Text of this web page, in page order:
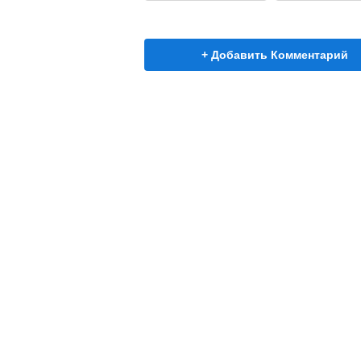
+ Добавить Комментарий